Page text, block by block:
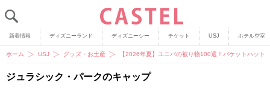
新着情報 ディズニーランド ディズニーシー チケット USJ ホテル空室
ホーム USJ グッズ・お土産 【2026年夏】ユニバの被り物100選！バケットハット
ジュラシック・パークのキャップ